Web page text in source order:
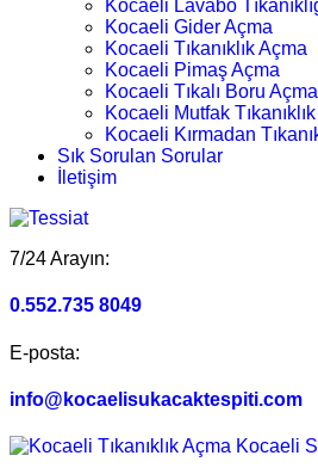
Kocaeli Lavabo
Kocaeli Gider Açma
Kocaeli Tıkanıklık Açma
Kocaeli Pimaş Açma
Kocaeli Tıkalı Boru Açma
Kocaeli Mutfak
Kocaeli Kırmadan
Sık Sorulan Sorular
İletişim
7/24 Arayın:
0.552.735 8049
E-posta:
info@kocaelisukacaktespiti.com